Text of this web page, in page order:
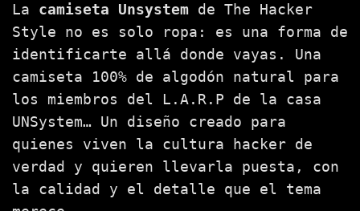
La camiseta Unsystem de The Hacker
Style no es solo ropa: es una forma de
identificarte allá donde vayas. Una
camiseta 100% de algodón natural para
los miembros del L.A.R.P de la casa
UNSystem… Un diseño creado para
quienes viven la cultura hacker de
verdad y quieren llevarla puesta, con
la calidad y el detalle que el tema